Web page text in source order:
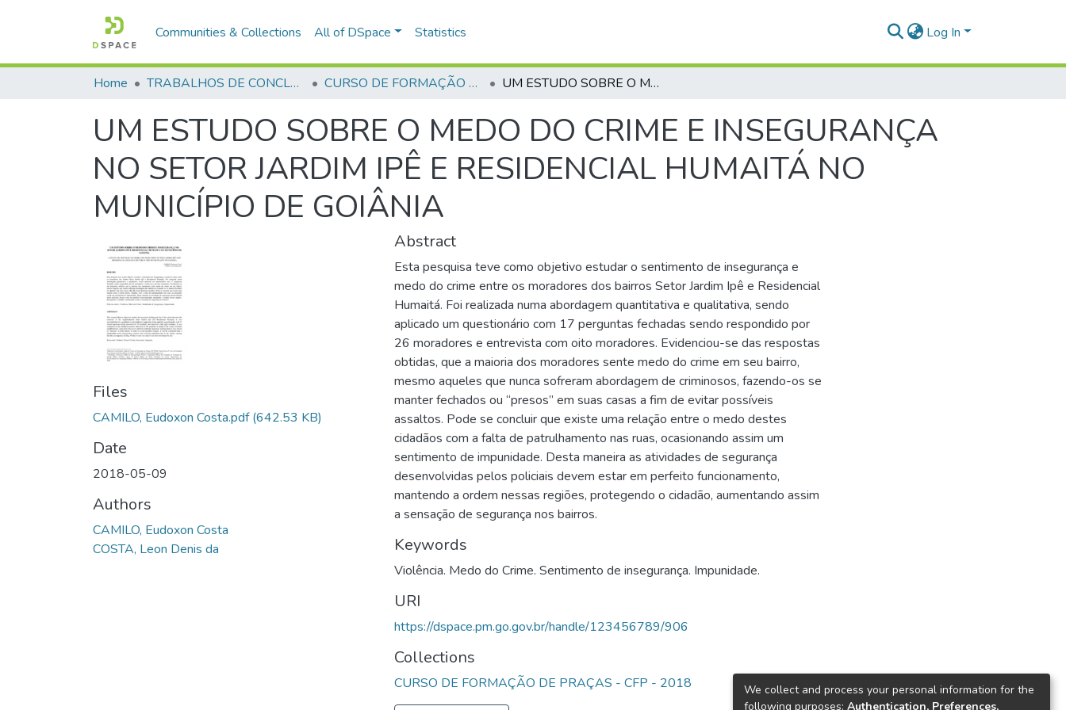
Communities & Collections All of DSpace Statistics Log In
Home TRABALHOS DE CONCLUSÃO DE CURSO - CFP (CURSO DE FORMAÇÃO DE PRAÇAS) CURSO DE FORMAÇÃO DE PRAÇAS - CFP - 2018 UM ESTUDO SOBRE O MEDO DO CRIME E INSEGURANÇA NO SETOR JARDIM IPÊ E RESIDENCIAL HUMAITÁ NO MUNICÍPIO DE GOIÂNIA
UM ESTUDO SOBRE O MEDO DO CRIME E INSEGURANÇA
NO SETOR JARDIM IPÊ E RESIDENCIAL HUMAITÁ NO
MUNICÍPIO DE GOIÂNIA
Files
CAMILO, Eudoxon Costa.pdf(642.53 KB)
Date
2018-05-09
Authors
CAMILO, Eudoxon Costa
COSTA, Leon Denis da
Abstract
Esta pesquisa teve como objetivo estudar o sentimento de insegurança e
medo do crime entre os moradores dos bairros Setor Jardim Ipê e Residencial
Humaitá. Foi realizada numa abordagem quantitativa e qualitativa, sendo
aplicado um questionário com 17 perguntas fechadas sendo respondido por
26 moradores e entrevista com oito moradores. Evidenciou-se das respostas
obtidas, que a maioria dos moradores sente medo do crime em seu bairro,
mesmo aqueles que nunca sofreram abordagem de criminosos, fazendo-os se
manter fechados ou “presos” em suas casas a fim de evitar possíveis
assaltos. Pode se concluir que existe uma relação entre o medo destes
cidadãos com a falta de patrulhamento nas ruas, ocasionando assim um
sentimento de impunidade. Desta maneira as atividades de segurança
desenvolvidas pelos policiais devem estar em perfeito funcionamento,
mantendo a ordem nessas regiões, protegendo o cidadão, aumentando assim
a sensação de segurança nos bairros.
Keywords
Violência. Medo do Crime. Sentimento de insegurança. Impunidade.
URI
https://dspace.pm.go.gov.br/handle/123456789/906
Collections
CURSO DE FORMAÇÃO DE PRAÇAS - CFP - 2018
We collect and process your personal information for the
following purposes: Authentication, Preferences,